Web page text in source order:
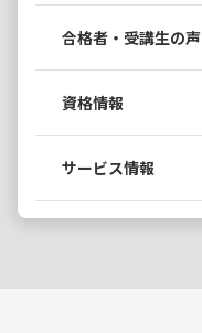
合格者・受講生の声
資格情報
サービス情報